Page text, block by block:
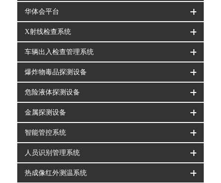
华体会平台
X射线检查系统
车辆出入检查管理系统
爆炸物毒品探测设备
危险液体探测设备
金属探测设备
智能管控系统
人员识别管理系统
热成像红外测温系统